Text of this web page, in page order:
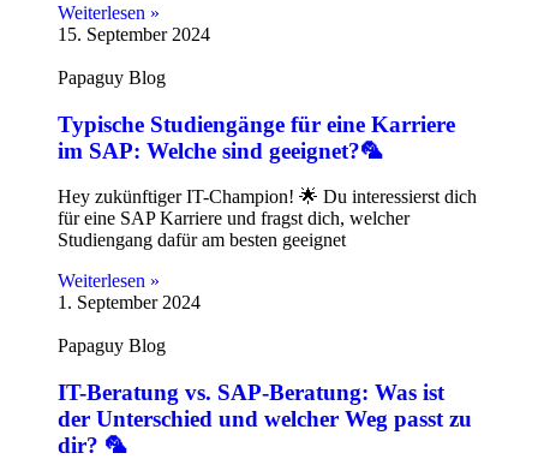
Weiterlesen »
15. September 2024
Papaguy Blog
Typische Studiengänge für eine Karriere
im SAP: Welche sind geeignet?🦜
Hey zukünftiger IT-Champion! 🌟 Du interessierst dich
für eine SAP Karriere und fragst dich, welcher
Studiengang dafür am besten geeignet
Weiterlesen »
1. September 2024
Papaguy Blog
IT-Beratung vs. SAP-Beratung: Was ist
der Unterschied und welcher Weg passt zu
dir? 🦜